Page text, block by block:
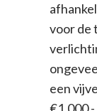
voor de
een